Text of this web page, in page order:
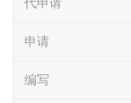
申请
编写